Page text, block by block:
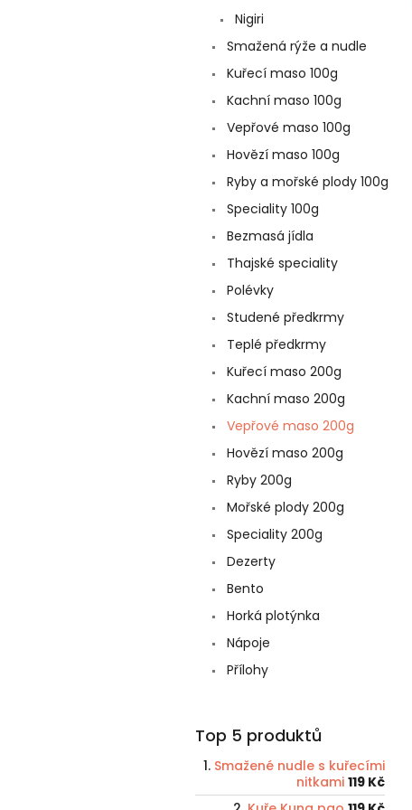
Nigiri
Smažená rýže a nudle
Kuřecí maso 100g
Kachní maso 100g
Vepřové maso 100g
Hovězí maso 100g
Ryby a mořské plody 100g
Speciality 100g
Bezmasá jídla
Thajské speciality
Polévky
Studené předkrmy
Teplé předkrmy
Kuřecí maso 200g
Kachní maso 200g
Vepřové maso 200g
Hovězí maso 200g
Ryby 200g
Mořské plody 200g
Speciality 200g
Dezerty
Bento
Horká plotýnka
Nápoje
Přílohy
Top 5 produktů
Smažené nudle s kuřecími
nitkami 119 Kč